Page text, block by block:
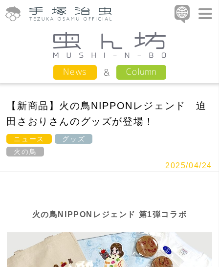
News Column
【新商品】火の鳥NIPPONレジェンド 迫
田さおりさんのグッズが登場！
ニュース
グッズ
火の鳥
2025/04/24
火の鳥NIPPONレジェンド 第1弾コラボ